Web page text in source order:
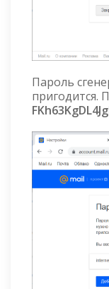
Пароль
пригодится.